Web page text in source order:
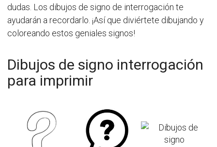
dudas. Los dibujos de signo de interrogación te
ayudarán a recordarlo. ¡Así que diviértete dibujando y
coloreando estos geniales signos!
Dibujos de signo interrogación
para imprimir